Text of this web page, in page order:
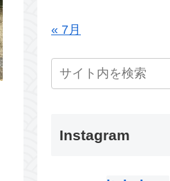
« 7月
Instagram